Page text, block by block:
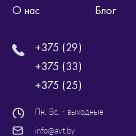
О нас
Блог
+375 (29)
+375 (33)
+375 (25)
Пн. Вс. - выходные
info@avt.by